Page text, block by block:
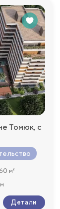
Томюк, с
м²
Детали